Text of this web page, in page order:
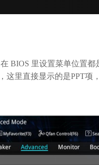
里设置菜单位置都
这里直接显示的是PPT项